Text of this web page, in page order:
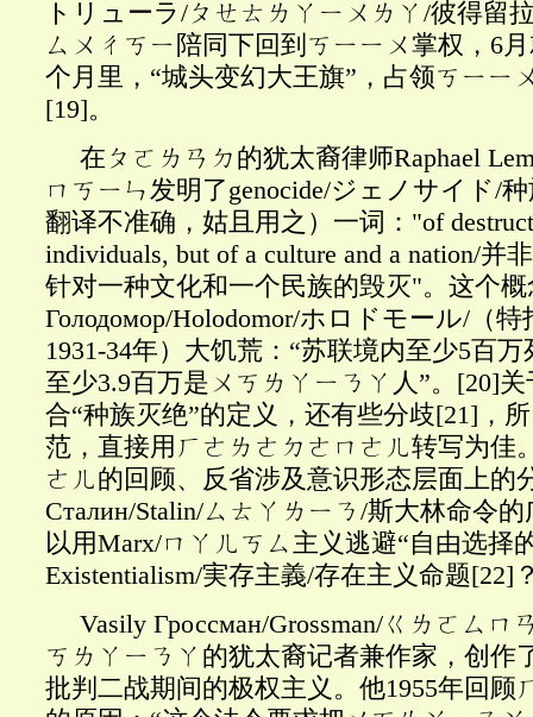
トリューラ/ㄆㄝㄊㄌㄚㄧㄨㄌㄚ/彼得留
ㄙㄨㄔㄎㄧ陪同下回到ㄎㄧㄧㄨ掌权， 6
个月里，“城头变幻大王旗”，占领ㄎㄧㄧ
[19]。
在ㄆㄛㄌㄢㄉ的犹太裔律师Raphael
ㄇㄎㄧㄣ发明了genocide/ジェノサイド/
翻译不准确，姑且用之）一词："of
individuals, but of a culture and a nation/并
针对一种文化和一个民族的毁灭"。这个
Голодомор/Holodomor/ホロドモール/（
1931-34年）大饥荒：“苏联境内至少5百
至少3.9百万是ㄨㄎㄌㄚㄧㄋㄚ人”。 [20]关
合“种族灭绝”的定义，还有些分歧[21] ，
范，直接用ㄏㄜㄌㄜㄉㄜㄇㄜㄦ转写为佳
ㄜㄦ的回顾、反省涉及意识形态层面上的
Сталин/Stalin/ㄙㄊㄚㄌㄧㄋ/斯大林命令
以用Marx/ㄇㄚㄦㄎㄙ主义逃避“自由选择
Existentialism/実存主義/存在主义命题[22]
Vasily Гроссман/Grossman/ㄍㄌㄛㄙ
ㄎㄌㄚㄧㄋㄚ的犹太裔记者兼作家，创作
批判二战期间的极权主义。他1955年回顾